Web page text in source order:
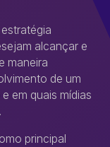
alcançar e
maneira
de um
em quais mídias
principal